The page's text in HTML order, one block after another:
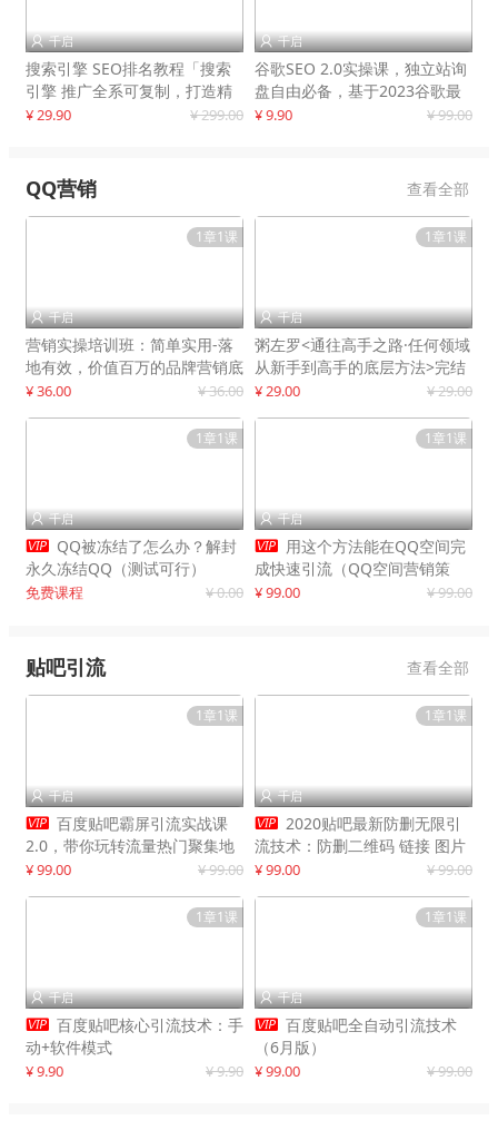
 千启
搜索引擎 SEO排名教程「搜索
引擎 推广全系可复制，打造精
准被动流量系统
¥ 29.90 ¥ 299.00
 千启
谷歌SEO 2.0实操课，独立站询
盘自由必备，基于2023谷歌最
新算法录制
¥ 9.90 ¥ 99.00
QQ营销 查看全部
1章1课
 千启
营销实操培训班：简单实用-落
地有效，价值百万的品牌营销底
层逻辑
¥ 36.00 ¥ 36.00
1章1课
 千启
粥左罗<通往高手之路·任何领域
从新手到高手的底层方法>完结
¥ 29.00 ¥ 29.00
1章1课
 千启
 QQ被冻结了怎么办？解封
永久冻结QQ（测试可行）
免费课程 ¥ 0.00
1章1课
 千启
 用这个方法能在QQ空间完
成快速引流（QQ空间营销策
略）
¥ 99.00 ¥ 99.00
贴吧引流 查看全部
1章1课
 千启
 百度贴吧霸屏引流实战课
2.0，带你玩转流量热门聚集地
¥ 99.00 ¥ 99.00
1章1课
 千启
 2020贴吧最新防删无限引
流技术：防删二维码 链接 图片
制作
¥ 99.00 ¥ 99.00
1章1课
 千启
 百度贴吧核心引流技术：手
动+软件模式
¥ 9.90 ¥ 9.90
1章1课
 千启
 百度贴吧全自动引流技术
（6月版）
¥ 99.00 ¥ 99.00